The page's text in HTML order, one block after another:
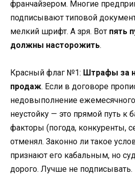
франчайзером. Многие
подписывают типовой
мелкий шрифт. А зря. Вот пять
должны насторожить.
Красный флаг №1: Штрафы за
продаж. Если в договоре
недовыполнение
неустойку — это прямой путь к
факторы (погода, конкуренты,
отменял. Законно ли такое
признают его кабальным, но
дорого. Лучше не подписывать.